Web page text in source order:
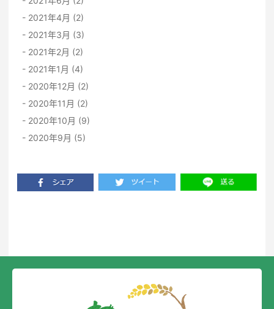
2021年4月 (2)
2021年3月 (3)
2021年2月 (2)
2021年1月 (4)
2020年12月 (2)
2020年11月 (2)
2020年10月 (9)
2020年9月 (5)